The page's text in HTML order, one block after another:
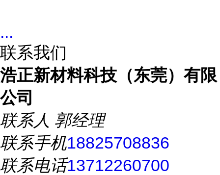
...
联系我们
浩正新材料科技（东莞）有限
公司
联系人 郭经理
联系手机18825708836
联系电话13712260700